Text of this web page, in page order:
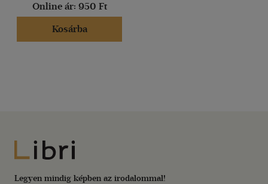
Online ár: 950 Ft
Kosárba
Libri
Legyen mindig képben az irodalommal!